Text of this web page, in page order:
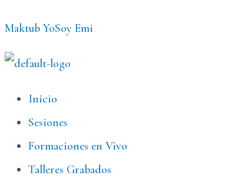
contenido
Maktub YoSoy Emi
MenúInicio
Sesiones
Formaciones en Vivo
Talleres Grabados